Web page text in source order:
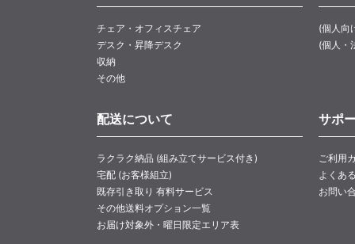
チェア・オフィスチェア
デスク・昇降デスク
収納
その他
(個人向
(個人・
配送について
ラクラク納品 (組み立てサービス付き)
宅配 (お客様組立)
既存引き取り 有料サービス
その他送料オプション一覧
お届け対象外・曜日限定エリア表
サポ
ご利用
よくあ
お問い